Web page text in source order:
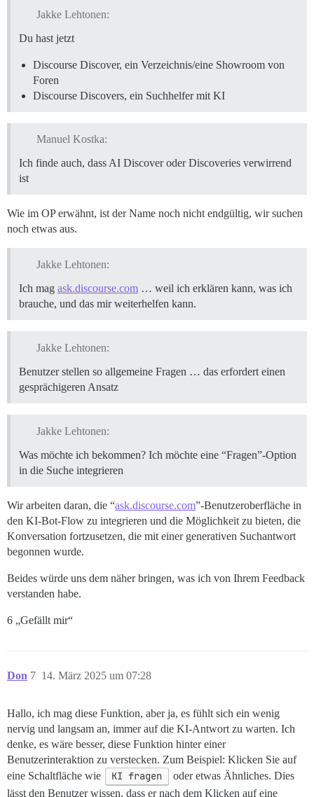
Jakke Lehtonen:
Du hast jetzt
Discourse Discover, ein Verzeichnis/eine Showroom von
Foren
Discourse Discovers, ein Suchhelfer mit KI
Manuel Kostka:
Ich finde auch, dass AI Discover oder Discoveries verwirrend
ist
Wie im OP erwähnt, ist der Name noch nicht endgültig, wir suchen
noch etwas aus.
Jakke Lehtonen:
Ich mag ask.discourse.com … weil ich erklären kann, was ich
brauche, und das mir weiterhelfen kann.
Jakke Lehtonen:
Benutzer stellen so allgemeine Fragen … das erfordert einen
gesprächigeren Ansatz
Jakke Lehtonen:
Was möchte ich bekommen? Ich möchte eine “Fragen”-Option
in die Suche integrieren
Wir arbeiten daran, die “ask.discourse.com”-Benutzeroberfläche in
den KI-Bot-Flow zu integrieren und die Möglichkeit zu bieten, die
Konversation fortzusetzen, die mit einer generativen Suchantwort
begonnen wurde.
Beides würde uns dem näher bringen, was ich von Ihrem Feedback
verstanden habe.
6 „Gefällt mir“
Don 14. März 2025 um 07:28
7
Hallo, ich mag diese Funktion, aber ja, es fühlt sich ein wenig
nervig und langsam an, immer auf die KI-Antwort zu warten. Ich
denke, es wäre besser, diese Funktion hinter einer
Benutzerinteraktion zu verstecken. Zum Beispiel: Klicken Sie auf
eine Schaltfläche wie
KI fragen
oder etwas Ähnliches. Dies
lässt den Benutzer wissen, dass er nach dem Klicken auf eine